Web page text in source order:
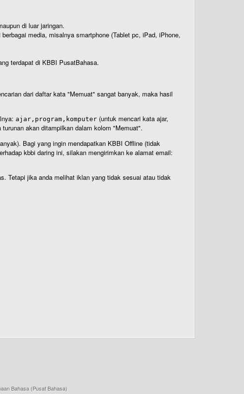
di luar jaringan.
media, misalnya smartphone (Tablet pc, iPad, iPhone,
terdapat di KBBI PusatBahasa.
dari daftar kata "Memuat" sangat banyak, maka hasil
ajar,program,komputer (untuk mencari kata ajar,
akan ditampilkan dalam kolom "Memuat".
Bagi yang ingin mendapatkan KBBI Offline (tidak
kbbi daring ini, silakan mengirimkan ke alamat email:
Tetapi jika anda melihat iklan yang tidak sesuai atau tidak
Bahasa (Pusat Bahasa)